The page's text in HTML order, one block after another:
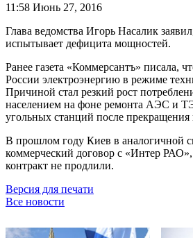
11:58 Июнь 27, 2016
Глава ведомства Игорь Насалик
испытывает дефицита мощностей.
Ранее газета «Коммерсантъ» писала,
России электроэнергию в режиме
Причиной стал резкий рост
населением на фоне ремонта АЭС и
угольных станций после прекращения
В прошлом году Киев в аналогичной
коммерческий договор с «Интер
контракт не продлили.
Версия для печати
Все новости